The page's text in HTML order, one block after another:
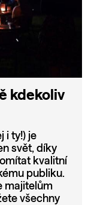
kdekoliv
i ty!) je
svět, díky
kvalitní
publiku.
majitelům
všechny